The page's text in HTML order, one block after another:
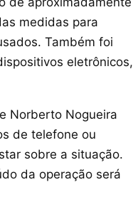
medidas para
Também foi
eletrônicos,
Norberto Nogueira
de telefone ou
sobre a situação.
da operação será